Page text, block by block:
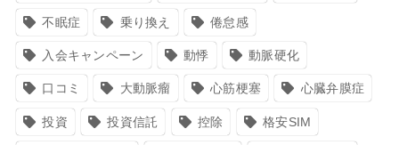
不眠症 乗り換え 倦怠感
入会キャンペーン 動悸 動脈硬化
口コミ 大動脈瘤 心筋梗塞 心臓弁膜症
投資 投資信託 控除 格安SIM